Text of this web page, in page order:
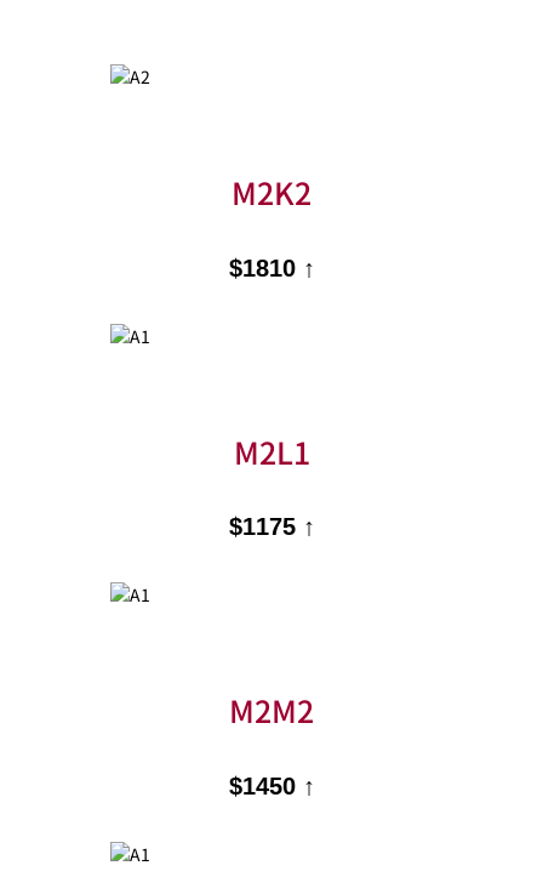
M2K2
$1810 ↑
M2L1
$1175 ↑
M2M2
$1450 ↑